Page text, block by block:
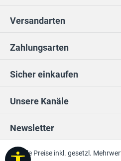
Unsere Kanäle
Sicher einkaufen
Newsletter
Zahlungsarten
Versandarten
* Alle Preise inkl. gesetzl.
Werkzeugleiste anzeigen